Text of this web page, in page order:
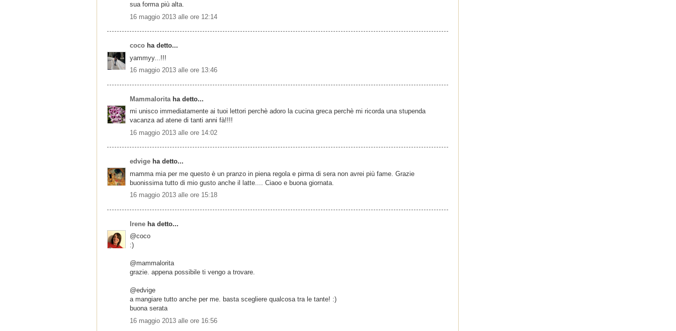
sua forma più alta.
16 maggio 2013 alle ore 12:14
coco ha detto...
yammyy...!!!
16 maggio 2013 alle ore 13:46
Mammalorita ha detto...
mi unisco immediatamente ai tuoi lettori perchè adoro la cucina greca perchè mi ricorda una stupenda
vacanza ad atene di tanti anni fà!!!!
16 maggio 2013 alle ore 14:02
edvige ha detto...
mamma mia per me questo è un pranzo in piena regola e pirma di sera non avrei più fame. Grazie
buonissima tutto di mio gusto anche il latte.... Ciaoo e buona giornata.
16 maggio 2013 alle ore 15:18
Irene ha detto...
@coco
:)
@mammalorita
grazie. appena possibile ti vengo a trovare.
@edvige
a mangiare tutto anche per me. basta scegliere qualcosa tra le tante! :)
buona serata
16 maggio 2013 alle ore 16:56